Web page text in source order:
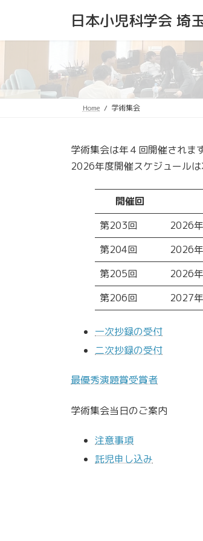
ス
ン
日本小児科学会 埼
Home 学術集会
学術集会は年４回開催されます
2026年度開催スケジュール
開催回
第203回
2026
第204回
2026
第205回
2026
第206回
2027
一次抄録の受付
二次抄録の受付
最優秀演題賞受賞者
学術集会当日のご案内
注意事項
託児申し込み